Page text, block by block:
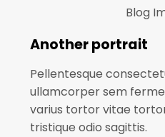
Blog
Another portrait
Pellentesque
ullamcorper sem
varius tortor vitae
tristique odio sagittis.